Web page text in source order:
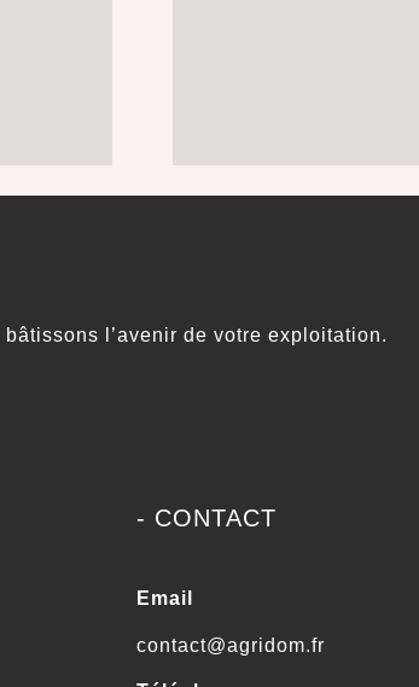
bâtissons l’avenir de votre exploitation.
- CONTACT
Email
contact@agridom.fr